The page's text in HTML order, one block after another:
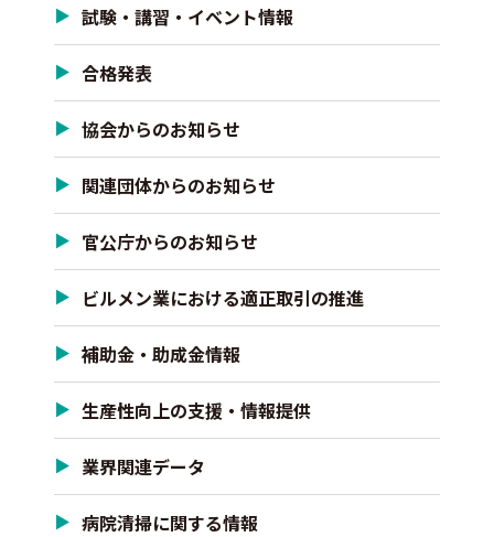
試験・講習・イベント情報
合格発表
協会からのお知らせ
関連団体からのお知らせ
官公庁からのお知らせ
ビルメン業における適正取引の推進
補助金・助成金情報
生産性向上の支援・情報提供
業界関連データ
病院清掃に関する情報